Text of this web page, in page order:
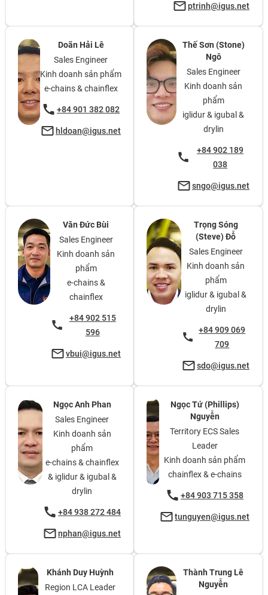
ptrinh@igus.net
Doãn Hải Lê
Sales Engineer
Kinh doanh sản phẩm
e-chains & chainflex
+84 901 382 082
hldoan@igus.net
Thế Sơn (Stone)
Ngô
Sales Engineer
Kinh doanh sản
phẩm
iglidur & igubal &
drylin
+84 902 189
038
sngo@igus.net
Văn Đức Bùi
Sales Engineer
Kinh doanh sản
phẩm
e-chains &
chainflex
+84 902 515
596
vbui@igus.net
Trọng Sóng
(Steve) Đỗ
Sales Engineer
Kinh doanh sản
phẩm
iglidur & igubal &
drylin
+84 909 069
709
sdo@igus.net
Ngọc Anh Phan
Sales Engineer
Kinh doanh sản
phẩm
e-chains & chainflex
& iglidur & igubal &
drylin
+84 938 272 484
nphan@igus.net
Ngọc Tứ (Phillips)
Nguyễn
Territory ECS Sales
Leader
Kinh doanh sản phẩm
chainflex & e-chains
+84 903 715 358
tunguyen@igus.net
Khánh Duy Huỳnh
Region LCA Leader
Thành Trung Lê
Nguyễn